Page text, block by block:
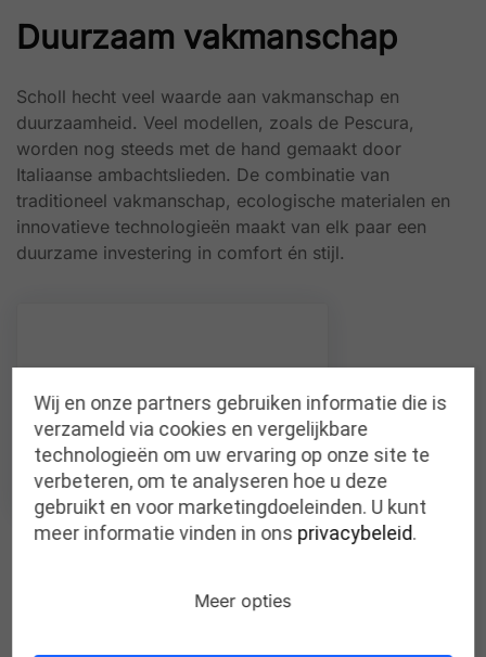
Duurzaam vakmanschap
Scholl hecht veel waarde aan vakmanschap en
duurzaamheid. Veel modellen, zoals de Pescura,
worden nog steeds met de hand gemaakt door
Italiaanse ambachtslieden. De combinatie van
traditioneel vakmanschap, ecologische materialen en
innovatieve technologieën maakt van elk paar een
duurzame investering in comfort én stijl.
SCHOLL kathleen ZEBRA BEIGE BLACK
Wij en onze partners gebruiken informatie die is
verzameld via cookies en vergelijkbare
technologieën om uw ervaring op onze site te
verbeteren, om te analyseren hoe u deze
gebruikt en voor marketingdoeleinden. U kunt
meer informatie vinden in ons privacybeleid.
Meer opties